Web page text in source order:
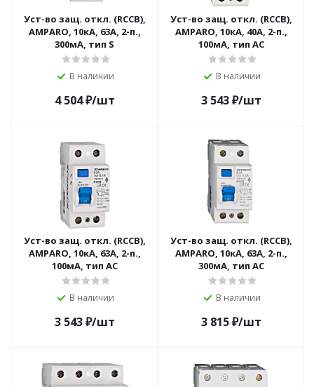
Уст-во защ. откл. (RCCB),
AMPARO, 10кА, 63А, 2-п.,
300мА, тип S
В наличии
4 504₽/шт
Уст-во защ. откл. (RCCB),
AMPARO, 10кА, 40А, 2-п.,
100мА, тип АС
В наличии
3 543₽/шт
Уст-во защ. откл. (RCCB),
AMPARO, 10кА, 63А, 2-п.,
100мА, тип АС
В наличии
3 543₽/шт
Уст-во защ. откл. (RCCB),
AMPARO, 10кА, 63А, 2-п.,
300мА, тип АС
В наличии
3 815₽/шт